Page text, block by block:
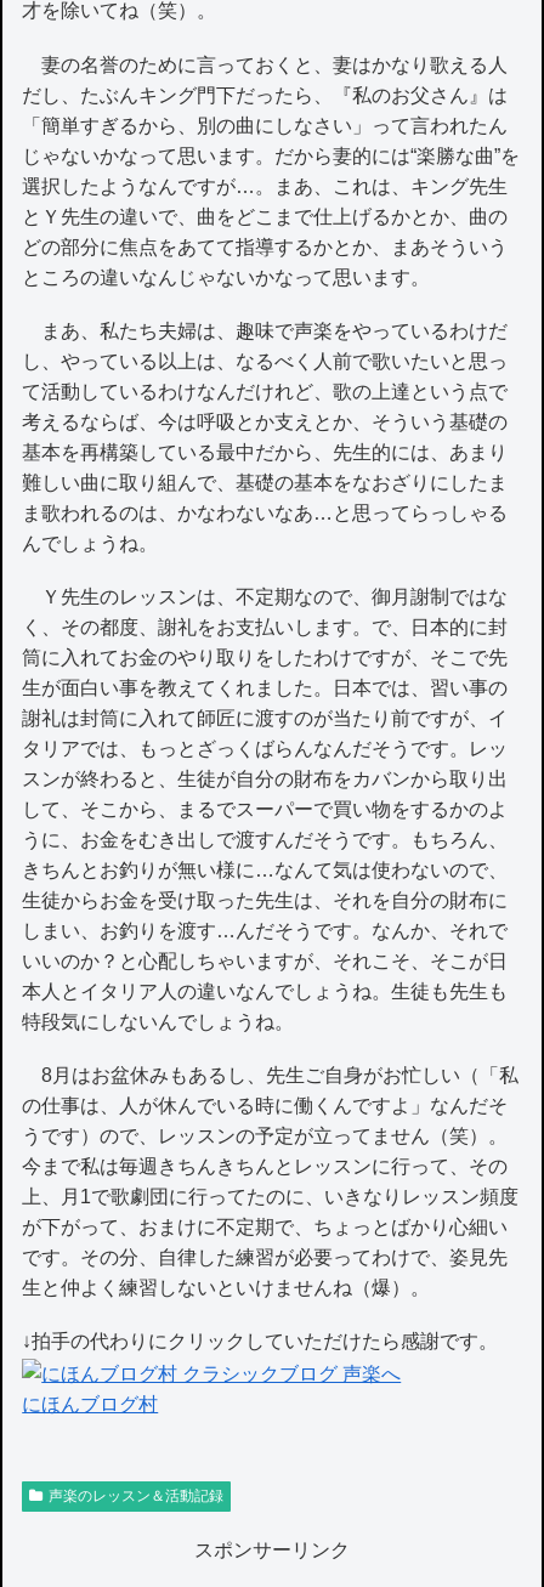
才を除いてね（笑）。
妻の名誉のために言っておくと、妻はかなり歌える人
だし、たぶんキング門下だったら、『私のお父さん』は
「簡単すぎるから、別の曲にしなさい」って言われたん
じゃないかなって思います。だから妻的には“楽勝な曲”を
選択したようなんですが…。まあ、これは、キング先生
とＹ先生の違いで、曲をどこまで仕上げるかとか、曲の
どの部分に焦点をあてて指導するかとか、まあそういう
ところの違いなんじゃないかなって思います。
まあ、私たち夫婦は、趣味で声楽をやっているわけだ
し、やっている以上は、なるべく人前で歌いたいと思っ
て活動しているわけなんだけれど、歌の上達という点で
考えるならば、今は呼吸とか支えとか、そういう基礎の
基本を再構築している最中だから、先生的には、あまり
難しい曲に取り組んで、基礎の基本をなおざりにしたま
ま歌われるのは、かなわないなあ…と思ってらっしゃる
んでしょうね。
Ｙ先生のレッスンは、不定期なので、御月謝制ではな
く、その都度、謝礼をお支払いします。で、日本的に封
筒に入れてお金のやり取りをしたわけですが、そこで先
生が面白い事を教えてくれました。日本では、習い事の
謝礼は封筒に入れて師匠に渡すのが当たり前ですが、イ
タリアでは、もっとざっくばらんなんだそうです。レッ
スンが終わると、生徒が自分の財布をカバンから取り出
して、そこから、まるでスーパーで買い物をするかのよ
うに、お金をむき出しで渡すんだそうです。もちろん、
きちんとお釣りが無い様に…なんて気は使わないので、
生徒からお金を受け取った先生は、それを自分の財布に
しまい、お釣りを渡す…んだそうです。なんか、それで
いいのか？と心配しちゃいますが、それこそ、そこが日
本人とイタリア人の違いなんでしょうね。生徒も先生も
特段気にしないんでしょうね。
8月はお盆休みもあるし、先生ご自身がお忙しい（「私
の仕事は、人が休んでいる時に働くんですよ」なんだそ
うです）ので、レッスンの予定が立ってません（笑）。
今まで私は毎週きちんきちんとレッスンに行って、その
上、月1で歌劇団に行ってたのに、いきなりレッスン頻度
が下がって、おまけに不定期で、ちょっとばかり心細い
です。その分、自律した練習が必要ってわけで、姿見先
生と仲よく練習しないといけませんね（爆）。
↓拍手の代わりにクリックしていただけたら感謝です。
にほんブログ村
声楽のレッスン＆活動記録
スポンサーリンク